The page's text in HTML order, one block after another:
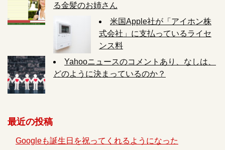
る金髪のお姉さん
米国Apple社が「アイホン株
式会社」に支払っているライセ
ンス料
Yahooニュースのコメントあり、なしは、
どのように決まっているのか？
最近の投稿
Googleも誕生日を祝ってくれるようになった